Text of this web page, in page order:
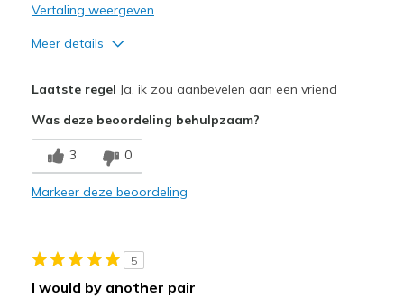
Vertaling weergeven
Meer details
Breathe Well
Comfortable
Beste toepassingen
Laatste regel Ja, ik zou aanbevelen aan een vriend
Was deze beoordeling behulpzaam?
3 0
Markeer deze beoordeling
5
I would by another pair